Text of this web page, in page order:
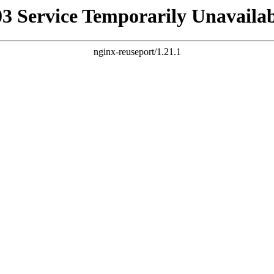
Service Temporarily
nginx-reuseport/1.21.1